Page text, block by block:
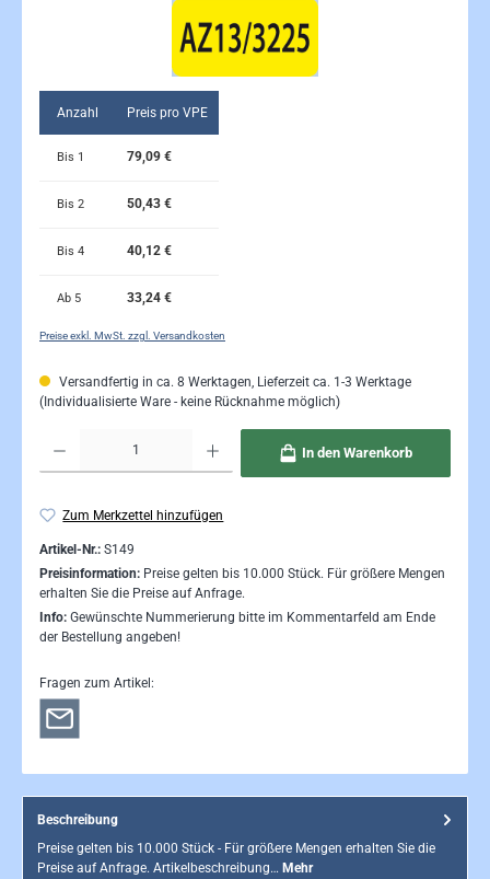
Anzahl Preis pro VPE
Bis 1 79,09 €
Bis 2 50,43 €
Bis 4 40,12 €
Ab 5 33,24 €
Preise exkl. MwSt. zzgl. Versandkosten
Versandfertig in ca. 8 Werktagen, Lieferzeit ca. 1-3 Werktage
(Individualisierte Ware - keine Rücknahme möglich)
In den Warenkorb
Zum Merkzettel hinzufügen
Artikel-Nr.: S149
Preisinformation: Preise gelten bis 10.000 Stück. Für größere Mengen
erhalten Sie die Preise auf Anfrage.
Info: Gewünschte Nummerierung bitte im Kommentarfeld am Ende
der Bestellung angeben!
Fragen zum Artikel:
Beschreibung
Preise gelten bis 10.000 Stück - Für größere Mengen erhalten Sie die
Preise auf Anfrage. Artikelbeschreibung… Mehr